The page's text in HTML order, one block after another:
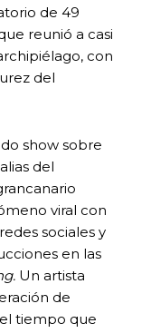
de 49
reunió a casi
con
del
show sobre
del
viral con
sociales y
en las
Un artista
de
tiempo que